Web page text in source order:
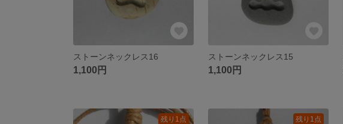
ストーンネックレス16
1,100円
ストーンネックレス15
1,100円
残り1点 残り1点